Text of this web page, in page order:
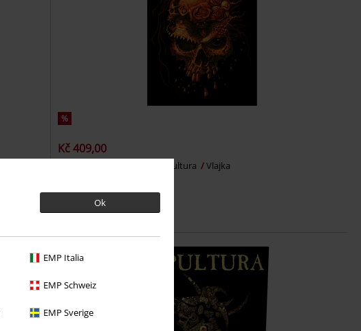
Ok
EMP Italia
EMP Schweiz
EMP Sverige
%
Kč 409,00
Sepultura Vlajka